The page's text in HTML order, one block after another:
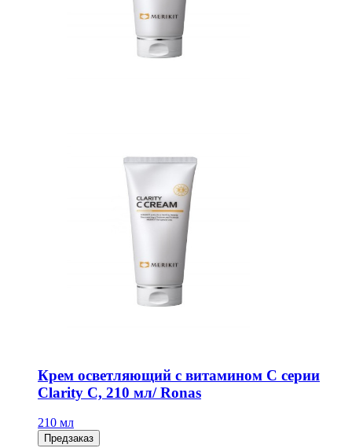
Крем осветляющий с витамином С серии
Clarity C, 210 мл/ Ronas
210 мл
Предзаказ